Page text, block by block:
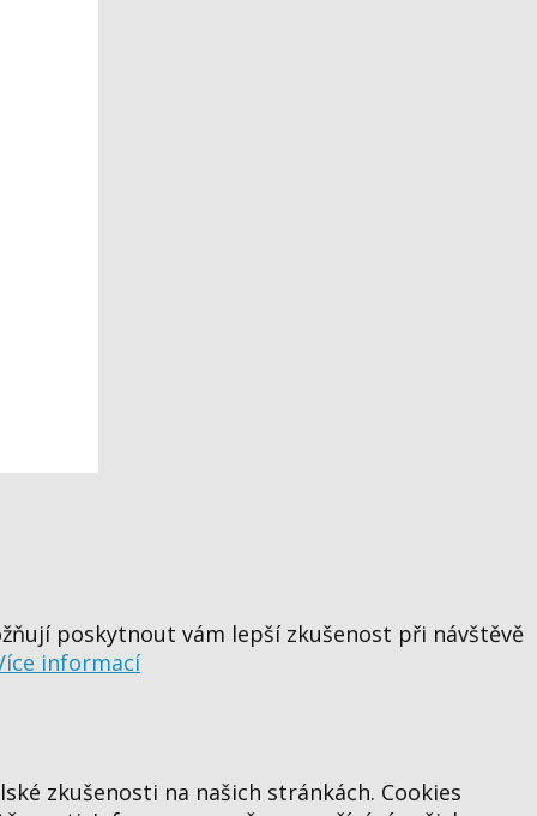
poskytnout vám lepší zkušenost při návštěvě
informací
zkušenosti na našich stránkách. Cookies